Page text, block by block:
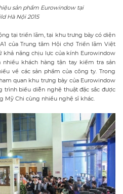
sản phẩm Eurowindow tại
Hà Nội 2015
tại triển lãm, tại khu trưng bày có diện
của Trung tâm Hội chợ Triển lãm Việt
khả năng chịu lực của kính Eurowindow
khách hàng tận tay kiểm tra sản
về các sản phẩm của công ty. Trong
quan khu trưng bày của Eurowindow
trình biểu diễn nghệ thuật đặc sắc được
Mỹ Chi cùng nhiều nghệ sĩ khác.